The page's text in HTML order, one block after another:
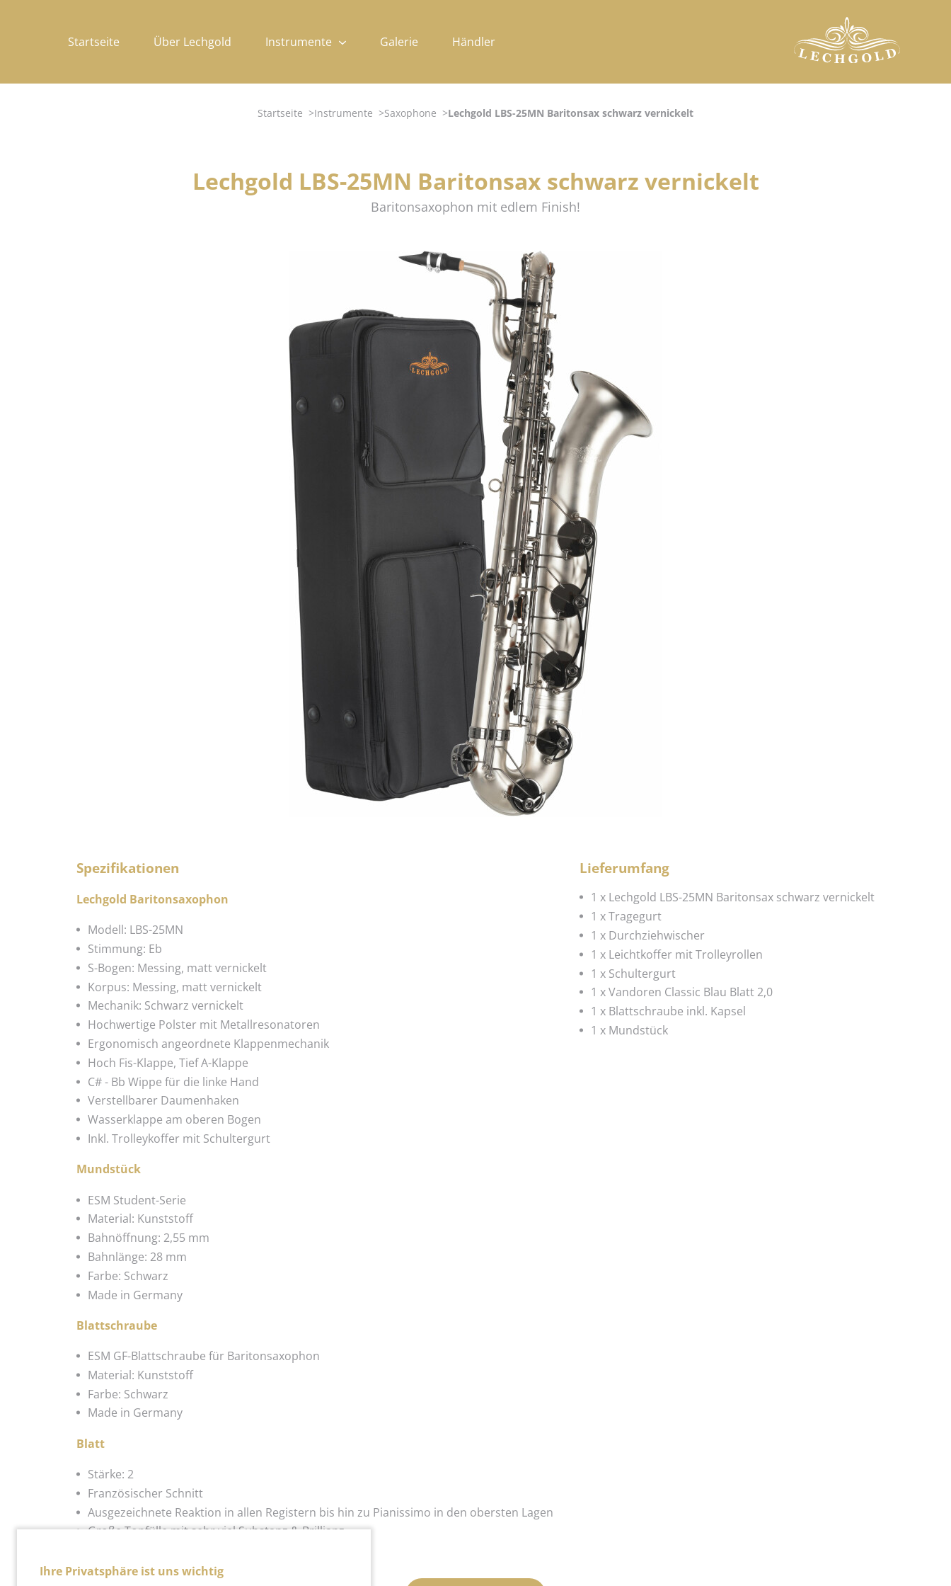
Startseite Über Lechgold Instrumente Galerie Händler
Ihre Privatsphäre ist uns wichtig
Startseite Instrumente Saxophone Lechgold LBS-25MN Baritonsax schwarz vernickelt
Lechgold LBS-25MN Baritonsax schwarz vernickelt
Baritonsaxophon mit edlem Finish!
Spezifikationen
Lechgold Baritonsaxophon
Modell: LBS-25MN
Stimmung: Eb
S-Bogen: Messing, matt vernickelt
Korpus: Messing, matt vernickelt
Mechanik: Schwarz vernickelt
Hochwertige Polster mit Metallresonatoren
Ergonomisch angeordnete Klappenmechanik
Hoch Fis-Klappe, Tief A-Klappe
C# - Bb Wippe für die linke Hand
Verstellbarer Daumenhaken
Wasserklappe am oberen Bogen
Inkl. Trolleykoffer mit Schultergurt
Mundstück
ESM Student-Serie
Material: Kunststoff
Bahnöffnung: 2,55 mm
Bahnlänge: 28 mm
Farbe: Schwarz
Made in Germany
Blattschraube
ESM GF-Blattschraube für Baritonsaxophon
Material: Kunststoff
Farbe: Schwarz
Made in Germany
Blatt
Stärke: 2
Französischer Schnitt
Ausgezeichnete Reaktion in allen Registern bis hin zu Pianissimo in den obersten Lagen
Große Tonfülle mit sehr viel Substanz & Brillianz
Lieferumfang
1 x Lechgold LBS-25MN Baritonsax schwarz vernickelt
1 x Tragegurt
1 x Durchziehwischer
1 x Leichtkoffer mit Trolleyrollen
1 x Schultergurt
1 x Vandoren Classic Blau Blatt 2,0
1 x Blattschraube inkl. Kapsel
1 x Mundstück